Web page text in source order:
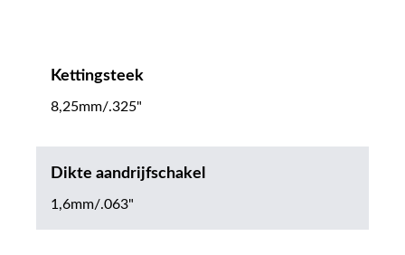
Kettingsteek
8,25mm/.325"
Dikte aandrijfschakel
1,6mm/.063"